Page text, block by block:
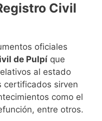
Civil
oficiales
de Pulpí que
al estado
certificados sirven
como el
entre otros.